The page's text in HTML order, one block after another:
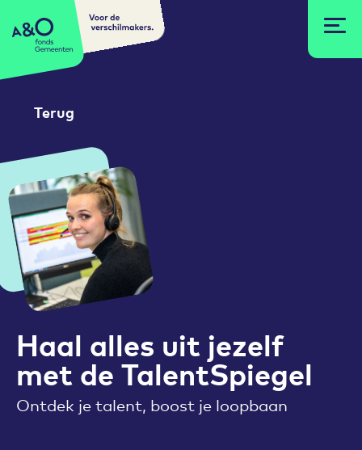
A&O fonds Gemeenten
Voor de
verschilmakers.
Terug
Haal alles uit jezelf
met de TalentSpiegel
Ontdek je talent, boost je loopbaan